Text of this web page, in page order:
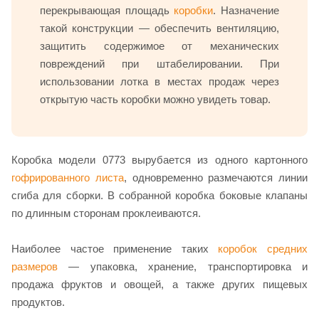
перекрывающая площадь коробки. Назначение
такой конструкции — обеспечить вентиляцию,
защитить содержимое от механических
повреждений при штабелировании. При
использовании лотка в местах продаж через
открытую часть коробки можно увидеть товар.
Коробка модели 0773 вырубается из одного картонного
гофрированного листа, одновременно размечаются линии
сгиба для сборки. В собранной коробка боковые клапаны
по длинным сторонам проклеиваются.
Наиболее частое применение таких коробок средних
размеров — упаковка, хранение, транспортировка и
продажа фруктов и овощей, а также других пищевых
продуктов.